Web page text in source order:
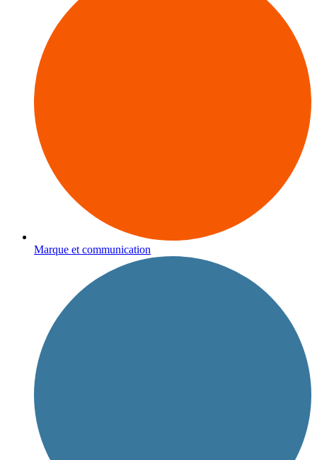
Marque et communication